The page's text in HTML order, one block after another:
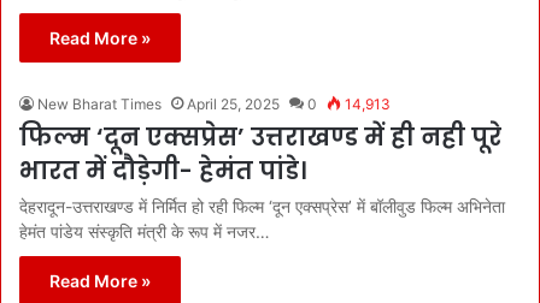
Read More »
New Bharat Times April 25, 2025 0 14,913
फिल्म ‘दून एक्सप्रेस’ उत्तराखण्ड में ही नही पूरे
भारत में दौड़ेगी- हेमंत पांडे।
देहरादून-उत्तराखण्ड में निर्मित हो रही फिल्म ‘दून एक्सप्रेस’ में बॉलीवुड फिल्म अभिनेता
हेमंत पांडेय संस्कृति मंत्री के रूप में नजर…
Read More »